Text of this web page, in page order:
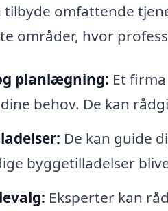
omfattende
områder, hvor
planlægning: Et
behov. De kan
De kan guide
byggetilladelser
Eksperter kan